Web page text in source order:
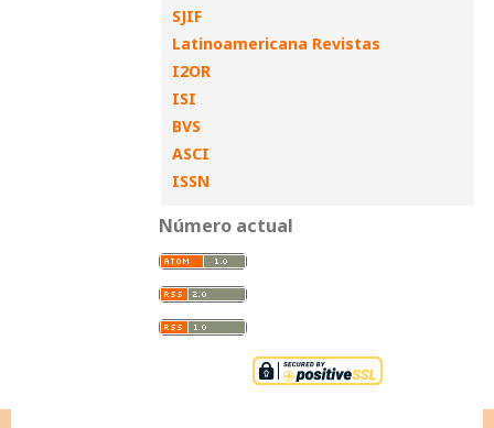
SJIF
Latinoamericana Revistas
I2OR
ISI
BVS
ASCI
ISSN
Número actual